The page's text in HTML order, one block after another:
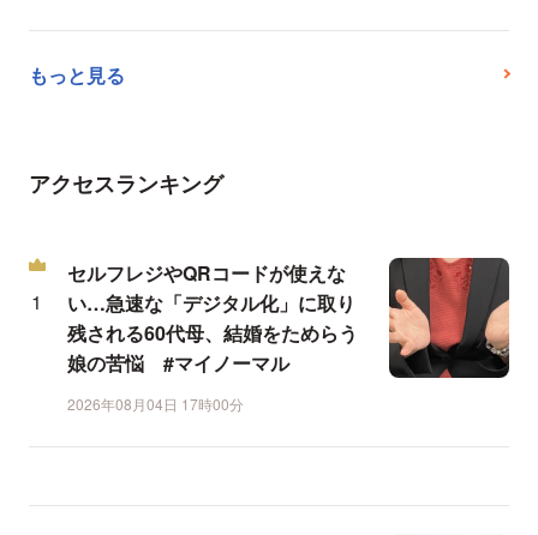
もっと見る
アクセスランキング
セルフレジやQRコードが使えな
い…急速な「デジタル化」に取り
残される60代母、結婚をためらう
娘の苦悩 #マイノーマル
2026年08月04日 17時00分